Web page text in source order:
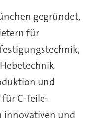
gegründet,
für
und
C-Teile-
innovativen und